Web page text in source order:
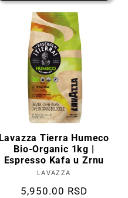
Lavazza Tierra Humeco
Bio-Organic 1kg |
Espresso Kafa u Zrnu
Prodavac:
LAVAZZA
Cena
5,950.00 RSD